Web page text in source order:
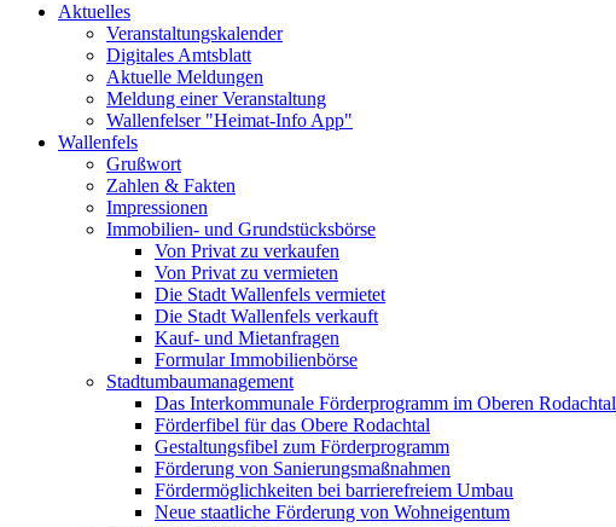
Aktuelles
Veranstaltungskalender
Digitales Amtsblatt
Aktuelle Meldungen
Meldung einer Veranstaltung
Wallenfelser "Heimat-Info App"
Wallenfels
Grußwort
Zahlen & Fakten
Impressionen
Immobilien- und Grundstücksbörse
Von Privat zu verkaufen
Von Privat zu vermieten
Die Stadt Wallenfels vermietet
Die Stadt Wallenfels verkauft
Kauf- und Mietanfragen
Formular Immobilienbörse
Stadtumbaumanagement
Das Interkommunale Förderprogramm im Oberen Rodachtal
Förderfibel für das Obere Rodachtal
Gestaltungsfibel zum Förderprogramm
Förderung von Sanierungsmaßnahmen
Fördermöglichkeiten bei barrierefreiem Umbau
Neue staatliche Förderung von Wohneigentum